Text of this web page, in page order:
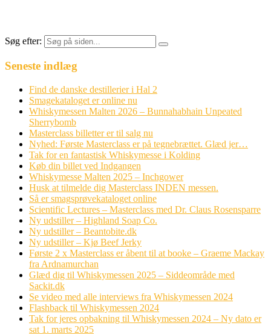
Søg efter:
Seneste indlæg
Find de danske destillerier i Hal 2
Smagekataloget er online nu
Whiskymessen Malten 2026 – Bunnahabhain Unpeated
Sherrybomb
Masterclass billetter er til salg nu
Nyhed: Første Masterclass er på tegnebrættet. Glæd jer…
Tak for en fantastisk Whiskymesse i Kolding
Køb din billet ved Indgangen
Whiskymesse Malten 2025 – Inchgower
Husk at tilmelde dig Masterclass INDEN messen.
Så er smagsprøvekataloget online
Scientific Lectures – Masterclass med Dr. Claus Rosensparre
Ny udstiller – Highland Soap Co.
Ny udstiller – Beantobite.dk
Ny udstiller – Kjø Beef Jerky
Første 2 x Masterclass er åbent til at booke – Graeme Mackay
fra Ardnamurchan
Glæd dig til Whiskymessen 2025 – Siddeområde med
Sackit.dk
Se video med alle interviews fra Whiskymessen 2024
Flashback til Whiskymessen 2024
Tak for jeres opbakning til Whiskymessen 2024 – Ny dato er
sat 1. marts 2025